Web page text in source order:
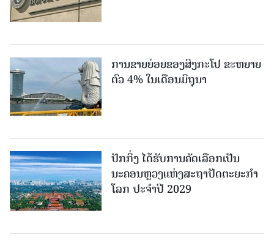
ການຂາຍຍ່ອຍຂອງສິງກະໂປ ຂະຫຍາຍ
ຕົວ 4% ໃນເດືອນມິຖຸນາ
ປັກກິ່ງ ໄດ້ຮັບການຄັດເລືອກເປັນ
ນະຄອນຫຼວງແຫ່ງສະຖາປັດຕະຍະກຳ
ໂລກ ປະຈຳປີ 2029